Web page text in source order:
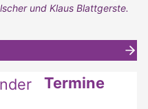
und Klaus Blattgerste.
Termine